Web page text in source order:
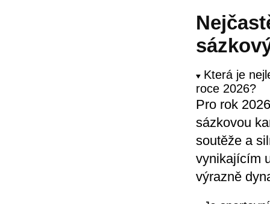
Která je
roce 2026?
Pro rok
sázkovou
soutěže a
vynikajícím
výrazně